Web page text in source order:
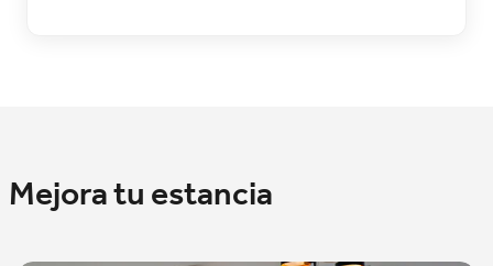
Mejora tu estancia